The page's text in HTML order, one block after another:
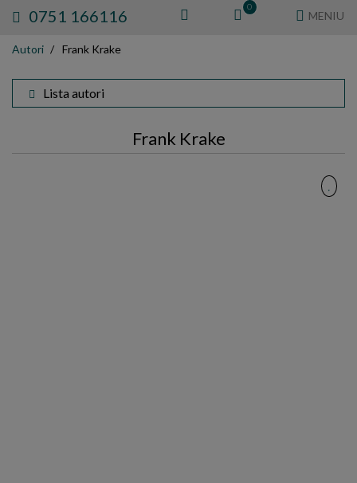
0751 166116 0
MENIU
EXPOZITII
TAMAIE
Autori Frank Krake
Lista autori
Frank Krake